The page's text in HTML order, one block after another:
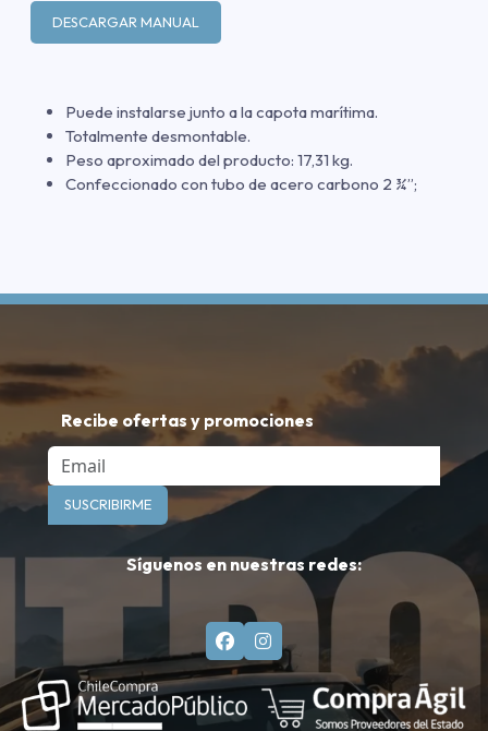
DESCARGAR MANUAL
Puede instalarse junto a la capota marítima.
Totalmente desmontable.
Peso aproximado del producto: 17,31 kg.
Confeccionado con tubo de acero carbono 2 ¾”;
Recibe ofertas y promociones
Email
SUSCRIBIRME
Síguenos en nuestras redes: